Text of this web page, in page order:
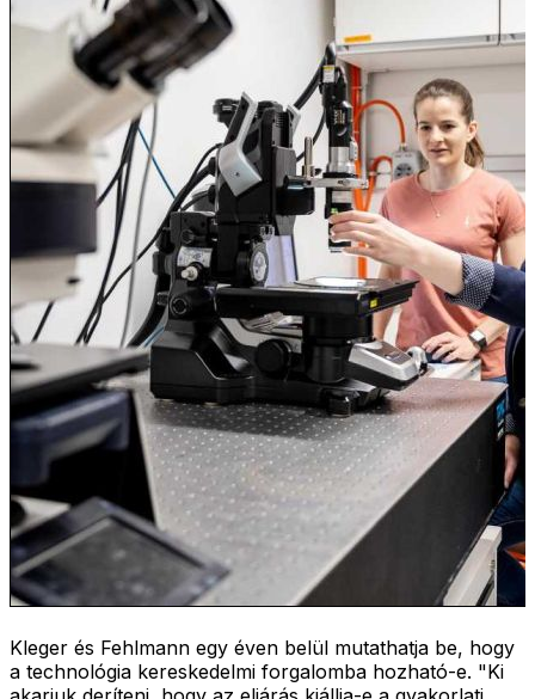
Kleger és Fehlmann egy éven belül mutathatja be, hogy
a technológia kereskedelmi forgalomba hozható-e. "Ki